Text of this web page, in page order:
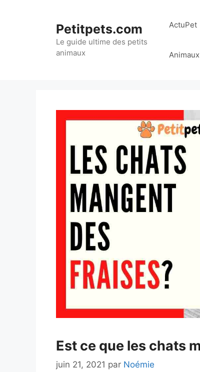
Petitpets.com
Le guide ultime des petits
animaux
ActuPet
Est ce que les chats
juin 21, 2021 par Noémie